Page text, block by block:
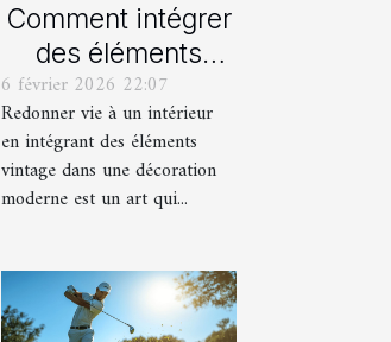
Comment intégrer
des éléments
vintage dans une
décoration
moderne ?
6 février 2026 22:07
Redonner vie à un intérieur
en intégrant des éléments
vintage dans une décoration
moderne est un art qui...